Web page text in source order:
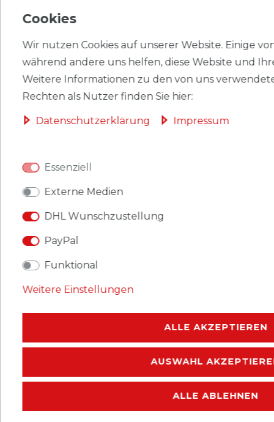
HERSTELLER
Briefmarken Dänemark 2008 Mi 1511-1514
(kompl.Ausg.) postfrisch Weihnachten.
Produkt: Briefmarken.
Gebiet: Dänemark
Ausgabeanlass: 2008 Weihnachten.
Titel: 1511-1514 (kompl.Ausg.).
Katalognummern: 1511,1512,1513,1514.
IMPRESSUM
Cookies
Wir nutzen Cookies auf unserer Website. Einige
während andere uns helfen, diese Website und
Weitere Informationen zu den von uns
Rechten als Nutzer finden Sie hier:
Daten­schutz­erklärung Impressum
Essenziell
Externe Medien
DHL Wunschzustellung
PayPal
Funktional
Weitere Einstellungen
ALLE AKZEPTIEREN
AUSWAHL
ALLE ABLEHNEN